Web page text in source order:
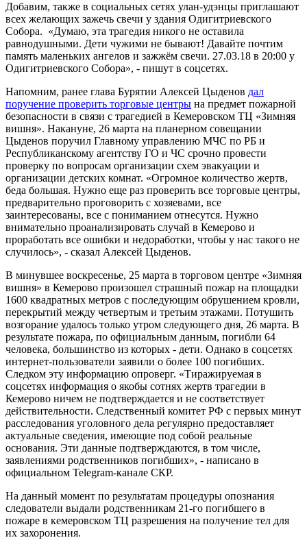
Добавим, также в социальных сетях улан-удэнцы приглашают
всех желающих зажечь свечи у здания Одигитриевского
Собора. «Думаю, эта трагедия никого не оставила
равнодушными. Дети чужими не бывают! Давайте почтим
память маленьких ангелов и зажжём свечи. 27.03.18 в 20:00 у
Одигитриевского Собора», - пишут в соцсетях.
Напомним, ранее глава Бурятии Алексей Цыденов дал
поручение проверить торговые центры на предмет пожарной
безопасности в связи с трагедией в Кемеровском ТЦ «Зимняя
вишня». Накануне, 26 марта на планерном совещании
Цыденов поручил Главному управлению МЧС по РБ и
Республиканскому агентству ГО и ЧС срочно провести
проверку по вопросам организации схем эвакуации и
организации детских комнат. «Огромное количество жертв,
беда большая. Нужно еще раз проверить все торговые центры,
предварительно проговорить с хозяевами, все
заинтересованы, все с пониманием отнесутся. Нужно
внимательно проанализировать случай в Кемерово и
проработать все ошибки и недоработки, чтобы у нас такого не
случилось», - сказал Алексей Цыденов.
В минувшее воскресенье, 25 марта в торговом центре «Зимняя
вишня» в Кемерово произошел страшный пожар на площадки
1600 квадратных метров с последующим обрушением кровли,
перекрытий между четвертым и третьим этажами. Потушить
возгорание удалось только утром следующего дня, 26 марта. В
результате пожара, по официальным данным, погибли 64
человека, большинство из которых - дети. Однако в соцсетях
интернет-пользователи заявили о более 100 погибших.
Следком эту информацию опроверг. «Тиражируемая в
соцсетях информация о якобы сотнях жертв трагедии в
Кемерово ничем не подтверждается и не соответствует
действительности. Следственный комитет РФ с первых минут
расследования уголовного дела регулярно предоставляет
актуальные сведения, имеющие под собой реальные
основания. Эти данные подтверждаются, в том числе,
заявлениями родственников погибших», - написано в
официальном Telegram-канале СКР.
На данный момент по результатам процедуры опознания
следователи выдали родственникам 21-го погибшего в
пожаре в кемеровском ТЦ разрешения на получение тел для
их захоронения.